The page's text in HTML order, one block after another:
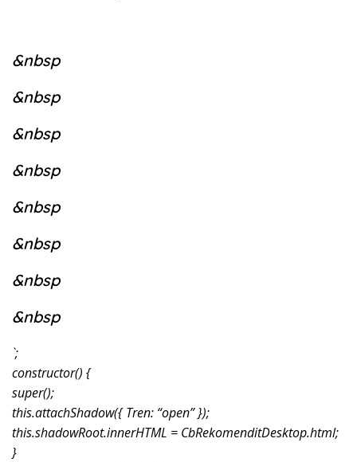
&nbsp
&nbsp
&nbsp
&nbsp
&nbsp
&nbsp
&nbsp
&nbsp
`;
constructor() {
super();
this.attachShadow({ Tren: “open” });
this.shadowRoot.innerHTML = CbRekomenditDesktop.html;
}